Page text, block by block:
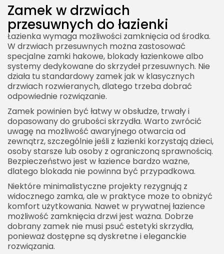
Zamek w drzwiach
przesuwnych do łazienki
Łazienka wymaga możliwości zamknięcia od środka.
W drzwiach przesuwnych można zastosować
specjalne zamki hakowe, blokady łazienkowe albo
systemy dedykowane do skrzydeł przesuwnych. Nie
działa tu standardowy zamek jak w klasycznych
drzwiach rozwieranych, dlatego trzeba dobrać
odpowiednie rozwiązanie.
Zamek powinien być łatwy w obsłudze, trwały i
dopasowany do grubości skrzydła. Warto zwrócić
uwagę na możliwość awaryjnego otwarcia od
zewnątrz, szczególnie jeśli z łazienki korzystają dzieci,
osoby starsze lub osoby z ograniczoną sprawnością.
Bezpieczeństwo jest w łazience bardzo ważne,
dlatego blokada nie powinna być przypadkowa.
Niektóre minimalistyczne projekty rezygnują z
widocznego zamka, ale w praktyce może to obniżyć
komfort użytkowania. Nawet w prywatnej łazience
możliwość zamknięcia drzwi jest ważna. Dobrze
dobrany zamek nie musi psuć estetyki skrzydła,
ponieważ dostępne są dyskretne i eleganckie
rozwiązania.